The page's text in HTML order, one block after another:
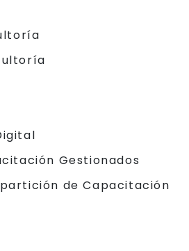
Gestionados
de Capacitación